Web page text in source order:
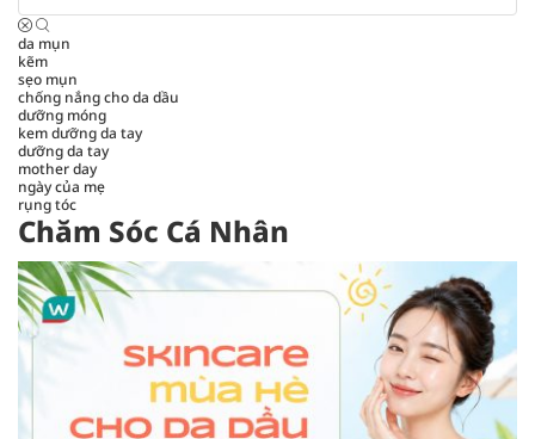
da mụn
kẽm
sẹo mụn
chống nắng cho da dầu
dưỡng móng
kem dưỡng da tay
dưỡng da tay
mother day
ngày của mẹ
rụng tóc
Chăm Sóc Cá Nhân